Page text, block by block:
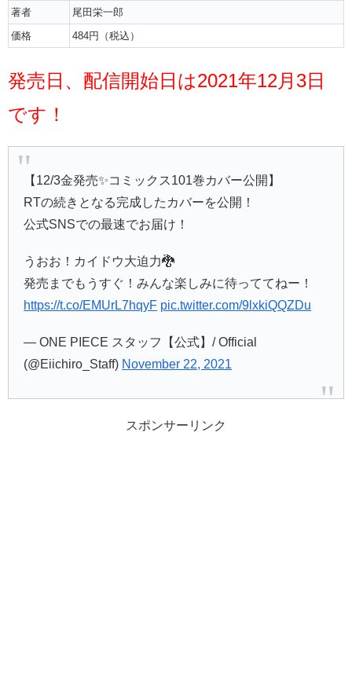
著者
尾田栄一郎
価格
484円（税込）
発売日、配信開始日は2021年12月3日
です！
【12/3金発売✨コミックス101巻カバー公開】
RTの続きとなる完成したカバーを公開！
公式SNSでの最速でお届け！
うおお！カイドウ大迫力🐉
発売までもうすぐ！みんな楽しみに待っててねー！
https://t.co/EMUrL7hqyF pic.twitter.com/9lxkiQQZDu
— ONE PIECE スタッフ【公式】/ Official
(@Eiichiro_Staff) November 22, 2021
スポンサーリンク